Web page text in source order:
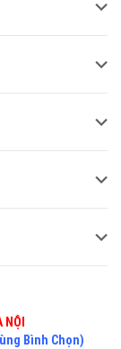
Bình Chọn)